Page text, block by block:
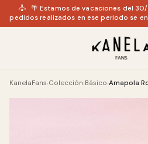
🌴 Estamos de vacaciones del
pedidos realizados en ese periodo se
KanelaFans›Colección›Básico›Amapola